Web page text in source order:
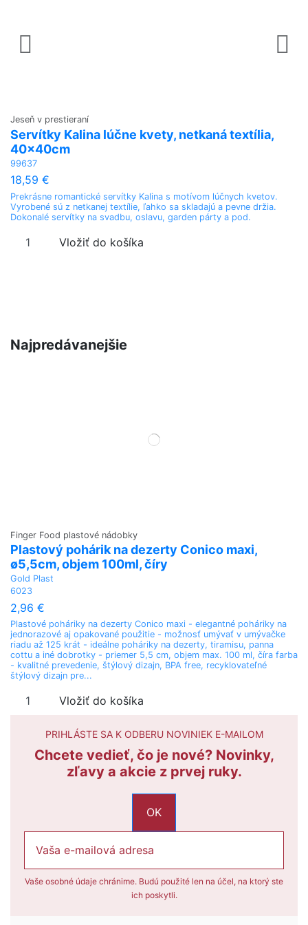
Jeseň v prestieraní
Servítky Kalina lúčne kvety, netkaná textília,
40x40cm
99637
18,59 €
Prekrásne romantické servítky Kalina s motívom lúčnych kvetov.
Vyrobené sú z netkanej textílie, ľahko sa skladajú a pevne držia.
Dokonalé servítky na svadbu, oslavu, garden párty a pod.
Vložiť do košíka
Najpredávanejšie
Finger Food plastové nádobky
Plastový pohárik na dezerty Conico maxi,
ø5,5cm, objem 100ml, číry
Gold Plast
6023
2,96 €
Plastové poháriky na dezerty Conico maxi - elegantné poháriky na
jednorazové aj opakované použitie - možnosť umývať v umývačke
riadu až 125 krát - ideálne poháriky na dezerty, tiramisu, panna
cottu a iné dobrotky - priemer 5,5 cm, objem max. 100 ml, číra farba
- kvalitné prevedenie, štýlový dizajn, BPA free, recyklovateľné
štýlový dizajn pre...
Vložiť do košíka
Nerozbitné poháre na víno, sekt, prosecco
Plastové poháre na víno, šampanské, prosecco s odnímateľnými
PRIHLÁSTE SA K ODBERU NOVINIEK E-MAILOM
Chcete vedieť, čo je nové? Novinky,
zľavy a akcie z prvej ruky.
Vaše osobné údaje chránime. Budú použité len na účel, na ktorý ste
ich poskytli.